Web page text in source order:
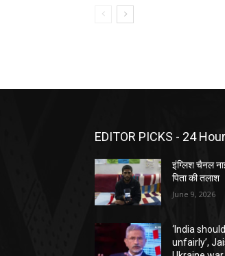
EDITOR PICKS - 24
इंग्लिश चैनल
पिता की तलाश
June 9, 2026
‘India
unfairly’,